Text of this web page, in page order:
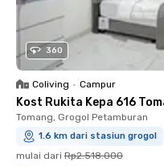
360
Coliving • Campur
Kost Rukita Kepa 616
Tomang, Grogol Petamburan
1.6 km dari stasiun grogol
mulai dari Rp2.518.000